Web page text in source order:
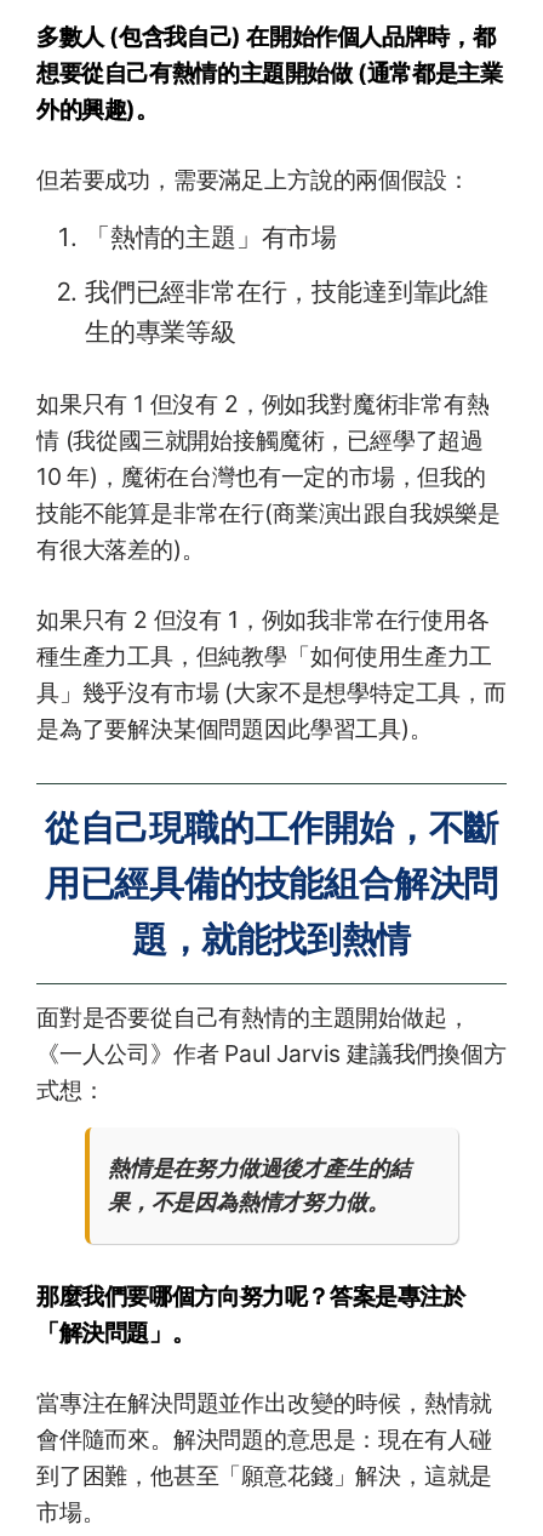
多數人 (包含我自己) 在開始作個人品牌時，都
想要從自己有熱情的主題開始做 (通常都是主業
外的興趣)。
但若要成功，需要滿足上方說的兩個假設：
「熱情的主題」有市場
我們已經非常在行，技能達到靠此維
生的專業等級
如果只有 1 但沒有 2，例如我對魔術非常有熱
情 (我從國三就開始接觸魔術，已經學了超過
10 年)，魔術在台灣也有一定的市場，但我的
技能不能算是非常在行(商業演出跟自我娛樂是
有很大落差的)。
如果只有 2 但沒有 1，例如我非常在行使用各
種生產力工具，但純教學「如何使用生產力工
具」幾乎沒有市場 (大家不是想學特定工具，而
是為了要解決某個問題因此學習工具)。
從自己現職的工作開始，不斷
用已經具備的技能組合解決問
題，就能找到熱情
面對是否要從自己有熱情的主題開始做起，
《一人公司》作者 Paul Jarvis 建議我們換個方
式想：
熱情是在努力做過後才產生的結
果，不是因為熱情才努力做。
那麼我們要哪個方向努力呢？答案是專注於
「解決問題」。
當專注在解決問題並作出改變的時候，熱情就
會伴隨而來。解決問題的意思是：現在有人碰
到了困難，他甚至「願意花錢」解決，這就是
市場。